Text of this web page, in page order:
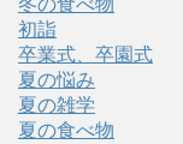
初詣
卒業式、卒園式
夏の悩み
夏の雑学
夏の食べ物